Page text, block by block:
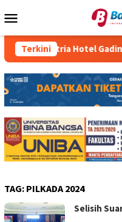
ke
Mobile
Terkini
Atria Hotel Gading
TAG: PILKADA 2024
Selisih